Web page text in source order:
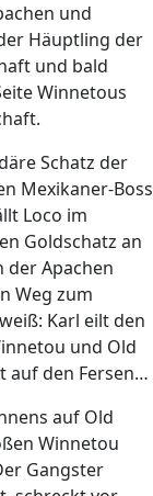
und
Häuptling der
und bald
Winnetous
Schatz der
Mexikaner-Boss
Loco im
Goldschatz an
der Apachen
Weg zum
Karl eilt den
und Old
auf den Fersen…
auf Old
Winnetou
Gangster